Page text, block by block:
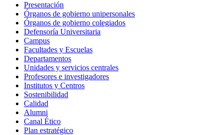
Presentación
Órganos de gobierno unipersonales
Órganos de gobierno colegiados
Defensoría Universitaria
Campus
Facultades y Escuelas
Departamentos
Unidades y servicios centrales
Profesores e investigadores
Institutos y Centros
Sostenibilidad
Calidad
Alumni
Canal Ético
Plan estratégico